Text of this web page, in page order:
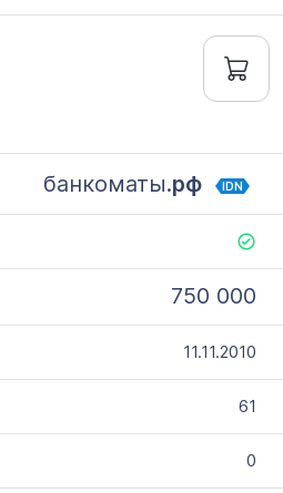
банкоматы.рф IDN
750 000
11.11.2010
61
0